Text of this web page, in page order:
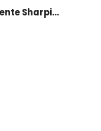
Marcador Permanente Sharpie Chisel Tip - Rojo